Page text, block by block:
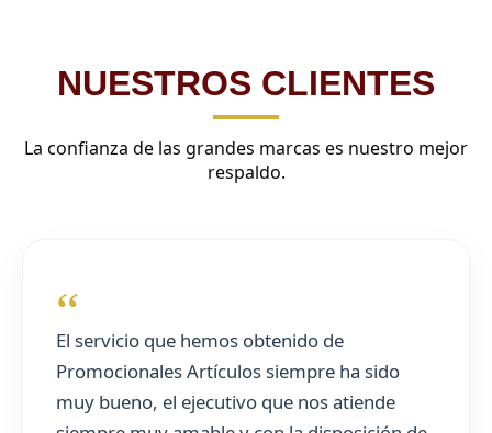
NUESTROS CLIENTES
La confianza de las grandes marcas es nuestro mejor
respaldo.
“
El servicio que hemos obtenido de
Promocionales Artículos siempre ha sido
muy bueno, el ejecutivo que nos atiende